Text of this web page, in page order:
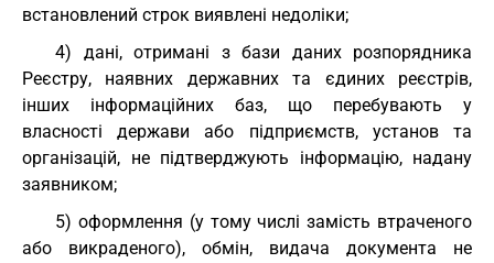
встановлений строк виявлені недоліки;
4) дані, отримані з бази даних розпорядника
Реєстру, наявних державних та єдиних реєстрів,
інших інформаційних баз, що перебувають у
власності держави або підприємств, установ та
організацій, не підтверджують інформацію, надану
заявником;
5) оформлення (у тому числі замість втраченого
або викраденого), обмін, видача документа не